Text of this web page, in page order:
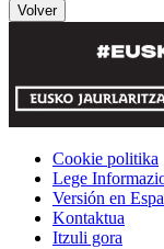
Volver
Cookie politika
Lege
Versión en
Kontaktua
Itzuli gora